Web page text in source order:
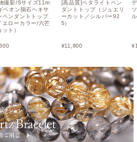
撮影/Sサイズ11m
ベオン隕石ヘキサ
ペンダントトップ
エローカラー/六芒
ット）
[高品質]ペタライトペン
ダントトップ（ジュエリ
ーカット／シルバー92
5）
¥11,800 ¥